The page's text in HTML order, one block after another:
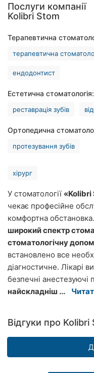
Київ
Харків
Запоріжжя
Ріг
Херсон
Полтава
Чернігів
Черкаси
Чернівці
Франківськ
Луцьк
Послуги компанії
Kolibri Stom
Терапевтична
терапевтична
ендодонтист
Естетична стоматологія:
реставрація зубів
Ортопедична
протезування зубів
хірург
У стоматології «Kolibri
чекає професійне
комфортна
широкий спектр
стоматологічну
встановлено все
діагностичне. Лікарі
безпечні анестезуючі
найскладніш ...
Відгуки про Kolibri